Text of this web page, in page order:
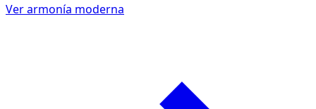
Ver armonía moderna